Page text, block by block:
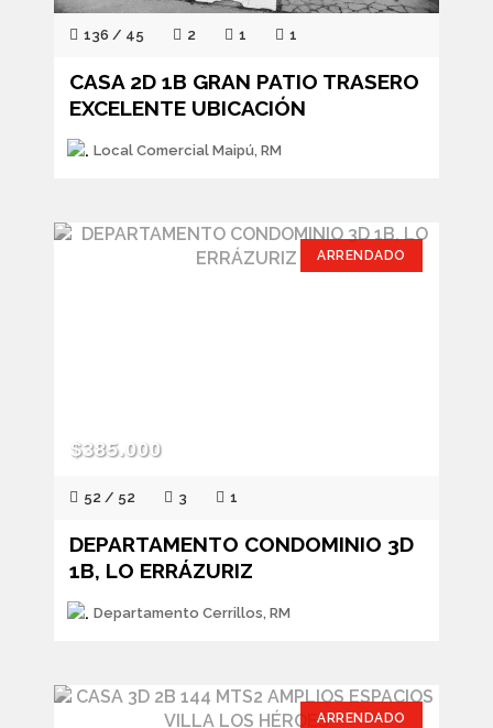
136 / 45 2 1 1
CASA 2D 1B GRAN PATIO TRASERO
EXCELENTE UBICACIÓN
Local Comercial Maipú, RM
ARRENDADO
$385.000
52 / 52 3 1
DEPARTAMENTO CONDOMINIO 3D
1B, LO ERRÁZURIZ
Departamento Cerrillos, RM
ARRENDADO